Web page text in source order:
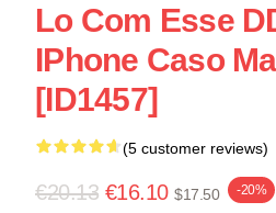
Lo Com Esse
IPhone Caso
[ID1457]
(5 customer reviews)
€20.13 €16.10 $17.50 -20%